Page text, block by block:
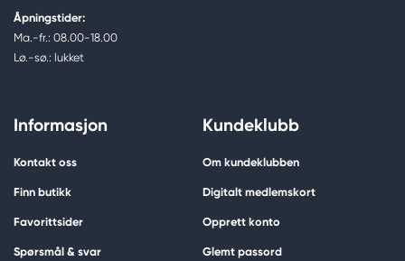
Åpningstider:
Ma.-fr.: 08.00-18.00
Lø.-sø.: lukket
Informasjon
Kontakt oss
Finn butikk
Favorittsider
Spørsmål & svar
Kundeklubb
Om kundeklubben
Digitalt medlemskort
Opprett konto
Glemt passord